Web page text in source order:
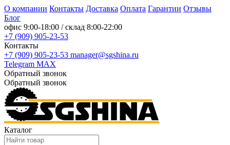
О компании Контакты Доставка Оплата Гарантии Отзывы
Блог
офис 9:00-18:00 / склад 8:00-22:00
+7 (909) 905-23-53
Контакты
+7 (909) 905-23-53 manager@sgshina.ru
Telegram MAX
Обратный звонок
Обратный звонок
Каталог